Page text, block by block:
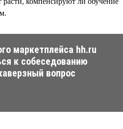
маркетплейса hh.ru
к собеседованию
вопрос